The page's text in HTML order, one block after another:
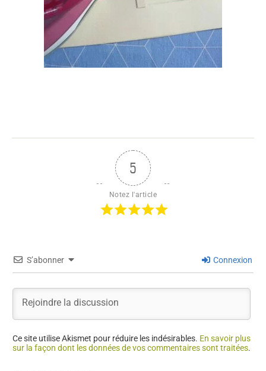
5
Notez l'article
S’abonner Connexion
Ce site utilise Akismet pour réduire les indésirables. En savoir plus
sur la façon dont les données de vos commentaires sont traitées.